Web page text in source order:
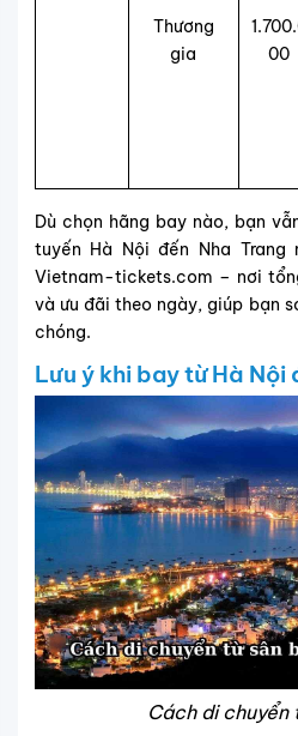
Thương
gia
00
Dù chọn hãng bay nào, bạn
tuyến Hà Nội đến Nha
Vietnam-tickets.com – nơi
và ưu đãi theo ngày, giúp bạn
chóng.
Lưu ý khi bay từ Hà Nội
Cách di chuyển